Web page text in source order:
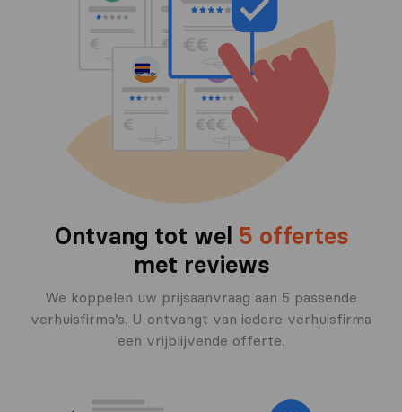
Ontvang tot wel 5 offertes
met reviews
We koppelen uw prijsaanvraag aan 5 passende
verhuisfirma’s. U ontvangt van iedere verhuisfirma
een vrijblijvende offerte.